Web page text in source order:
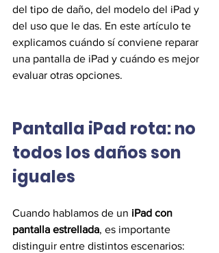
del tipo de daño, del modelo del iPad y
del uso que le das. En este artículo te
explicamos cuándo sí conviene reparar
una pantalla de iPad y cuándo es mejor
evaluar otras opciones.
Pantalla iPad rota: no
todos los daños son
iguales
Cuando hablamos de un iPad con
pantalla estrellada, es importante
distinguir entre distintos escenarios: